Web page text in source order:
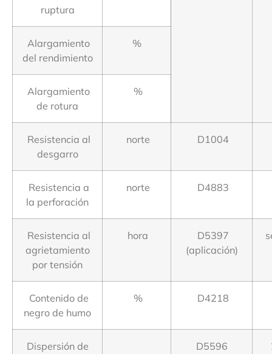
ruptura
Alargamiento
del rendimiento
%
Alargamiento
de rotura
%
Resistencia al
desgarro
norte D1004
Resistencia a
la perforación
norte D4883
Resistencia al
agrietamiento
por tensión
hora
D5397
(aplicación)
Contenido de
negro de humo
% D4218
Dispersión de
D5596